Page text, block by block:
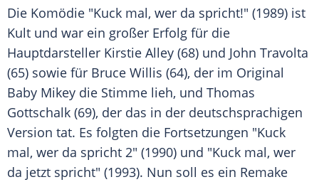
Die Komödie "Kuck mal, wer da spricht!" (1989) ist
Kult und war ein großer Erfolg für die
Hauptdarsteller Kirstie Alley (68) und John Travolta
(65) sowie für Bruce Willis (64), der im Original
Baby Mikey die Stimme lieh, und Thomas
Gottschalk (69), der das in der deutschsprachigen
Version tat. Es folgten die Fortsetzungen "Kuck
mal, wer da spricht 2" (1990) und "Kuck mal, wer
da jetzt spricht" (1993). Nun soll es ein Remake